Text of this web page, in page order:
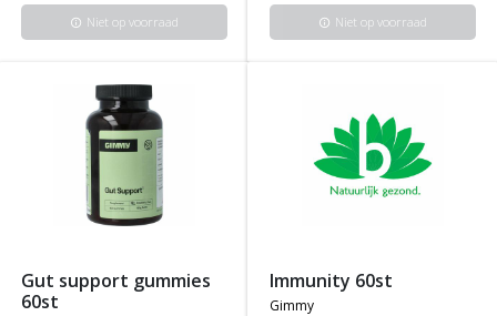
info Niet op voorraad info Niet op voorraad
gut support gummies
60st
immunity 60st
gimmy